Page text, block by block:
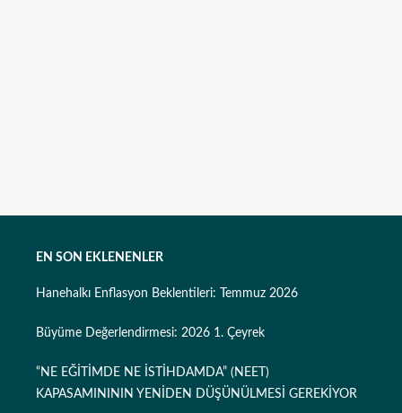
EN SON EKLENENLER
Hanehalkı Enflasyon Beklentileri: Temmuz 2026
Büyüme Değerlendirmesi: 2026 1. Çeyrek
“NE EĞİTİMDE NE İSTİHDAMDA” (NEET)
KAPASAMINININ YENİDEN DÜŞÜNÜLMESİ GEREKİYOR